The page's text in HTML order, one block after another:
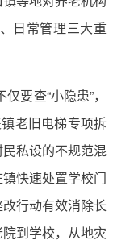
日常管理三大重
要查“小隐患”，
老旧电梯专项拆
私设的不规范混
快速处置学校门
行动有效消除长
到学校，从地灾